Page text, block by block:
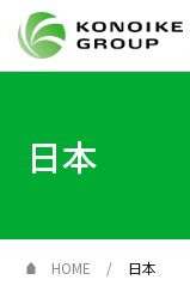
日本
HOME 日本